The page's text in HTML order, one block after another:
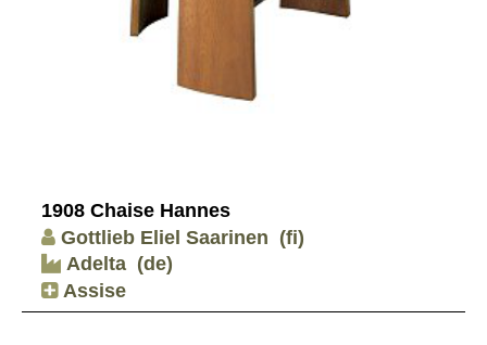
1908 Chaise Hannes
Gottlieb Eliel Saarinen (fi)
Adelta (de)
Assise